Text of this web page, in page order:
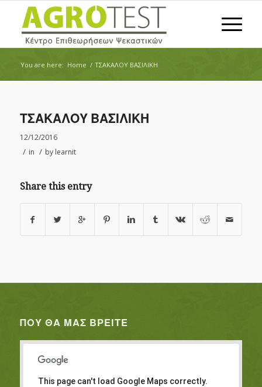
You are here: Home / ΤΣΑΚΑΛΟΥ ΒΑΣΙΛΙΚΗ
ΤΣΑΚΑΛΟΥ ΒΑΣΙΛΙΚΗ
12/12/2016
/ in / by learnit
Share this entry
ΠΟΥ ΘΑ ΜΑΣ ΒΡΕΊΤΕ
This page can't load Google Maps correctly.